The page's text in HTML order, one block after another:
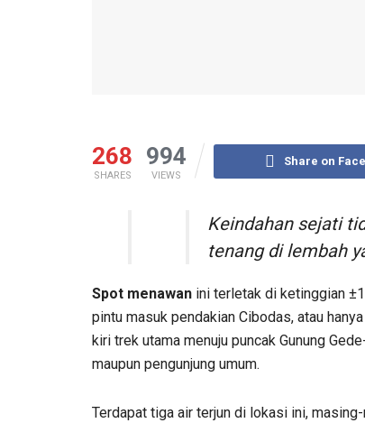
268
SHARES
994
VIEWS
Share on
Keindahan sejati
tenang di lembah
Spot menawan ini terletak di ketinggian
pintu masuk pendakian Cibodas, atau
kiri trek utama menuju puncak Gunung
maupun pengunjung umum.
Terdapat tiga air terjun di lokasi ini,